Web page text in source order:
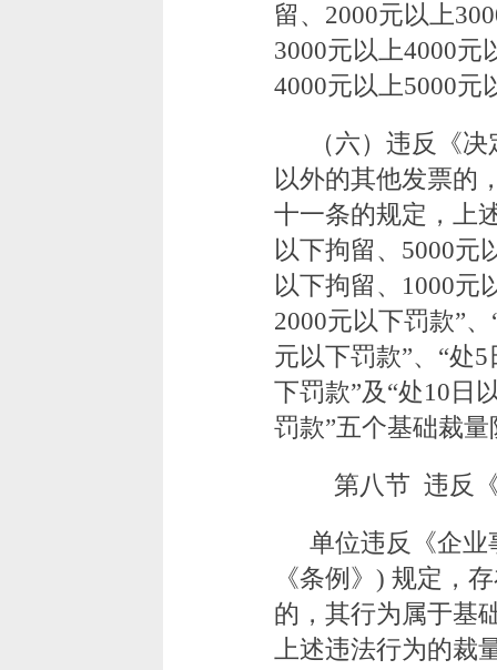
留、2000元以上
3000元以上4000元
4000元以上5000元
（六）违反《
以外的其他发票的
十一条的规定，上
以下拘留、5000元
以下拘留、1000元
2000元以下罚款”
元以下罚款”、“处
下罚款”及“处10日
罚款”五个基础裁量
第八节 违反
单位违反《企业
《条例》) 规定，
的，其行为属于基
上述违法行为的裁